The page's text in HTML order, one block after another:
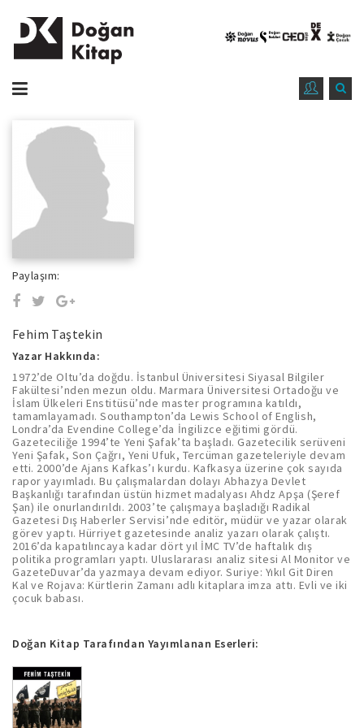
Paylaşım:
Fehim Taştekin
Yazar Hakkında:
1972’de Oltu’da doğdu. İstanbul Üniversitesi Siyasal Bilgiler
Fakültesi’nden mezun oldu. Marmara Üniversitesi Ortadoğu ve
İslam Ülkeleri Enstitüsü’nde master programına katıldı,
tamamlayamadı. Southampton’da Lewis School of English,
Londra’da Evendine College’da İngilizce eğitimi gördü.
Gazeteciliğe 1994’te Yeni Şafak’ta başladı. Gazetecilik serüveni
Yeni Şafak, Son Çağrı, Yeni Ufuk, Tercüman gazeteleriyle devam
etti. 2000’de Ajans Kafkas’ı kurdu. Kafkasya üzerine çok sayıda
rapor yayımladı. Bu çalışmalardan dolayı Abhazya Devlet
Başkanlığı tarafından üstün hizmet madalyası Ahdz Apşa (Şeref
Şan) ile onurlandırıldı. 2003’te çalışmaya başladığı Radikal
Gazetesi Dış Haberler Servisi’nde editör, müdür ve yazar olarak
görev yaptı. Hürriyet gazetesinde analiz yazarı olarak çalıştı.
2016’da kapatılıncaya kadar dört yıl İMC TV’de haftalık dış
politika programları yaptı. Uluslararası analiz sitesi Al Monitor ve
GazeteDuvar’da yazmaya devam ediyor. Suriye: Yıkıl Git Diren
Kal ve Rojava: Kürtlerin Zamanı adlı kitaplara imza attı. Evli ve iki
çocuk babası.
Doğan Kitap Tarafından Yayımlanan Eserleri: